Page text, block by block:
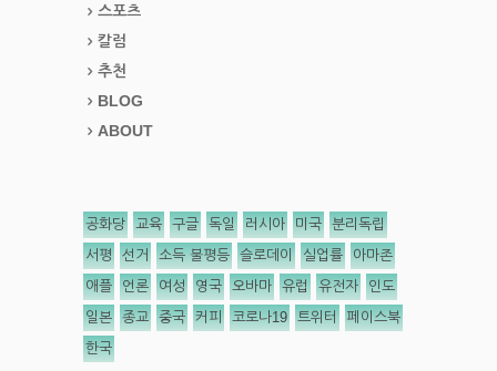
스포츠
칼럼
추천
BLOG
ABOUT
공화당 교육 구글 독일 러시아 미국 분리독립
서평 선거 소득 불평등 슬로데이 실업률 아마존
애플 언론 여성 영국 오바마 유럽 유전자 인도
일본 종교 중국 커피 코로나19 트위터 페이스북
한국